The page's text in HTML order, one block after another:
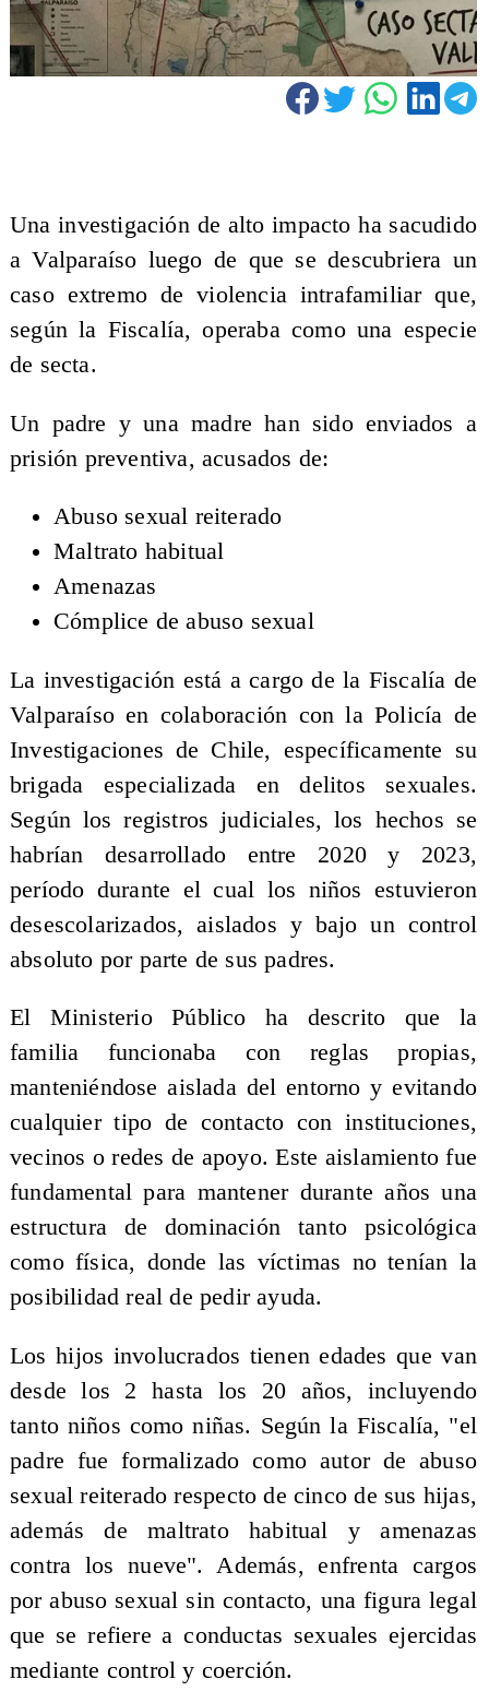
Una investigación de alto impacto ha sacudido
a Valparaíso luego de que se descubriera un
caso extremo de violencia intrafamiliar que,
según la Fiscalía, operaba como una especie
de secta.
Un padre y una madre han sido enviados a
prisión preventiva, acusados de:
Abuso sexual reiterado
Maltrato habitual
Amenazas
Cómplice de abuso sexual
La investigación está a cargo de la Fiscalía de
Valparaíso en colaboración con la Policía de
Investigaciones de Chile, específicamente su
brigada especializada en delitos sexuales.
Según los registros judiciales, los hechos se
habrían desarrollado entre 2020 y 2023,
período durante el cual los niños estuvieron
desescolarizados, aislados y bajo un control
absoluto por parte de sus padres.
El Ministerio Público ha descrito que la
familia funcionaba con reglas propias,
manteniéndose aislada del entorno y evitando
cualquier tipo de contacto con instituciones,
vecinos o redes de apoyo. Este aislamiento fue
fundamental para mantener durante años una
estructura de dominación tanto psicológica
como física, donde las víctimas no tenían la
posibilidad real de pedir ayuda.
Los hijos involucrados tienen edades que van
desde los 2 hasta los 20 años, incluyendo
tanto niños como niñas. Según la Fiscalía, "el
padre fue formalizado como autor de abuso
sexual reiterado respecto de cinco de sus hijas,
además de maltrato habitual y amenazas
contra los nueve". Además, enfrenta cargos
por abuso sexual sin contacto, una figura legal
que se refiere a conductas sexuales ejercidas
mediante control y coerción.